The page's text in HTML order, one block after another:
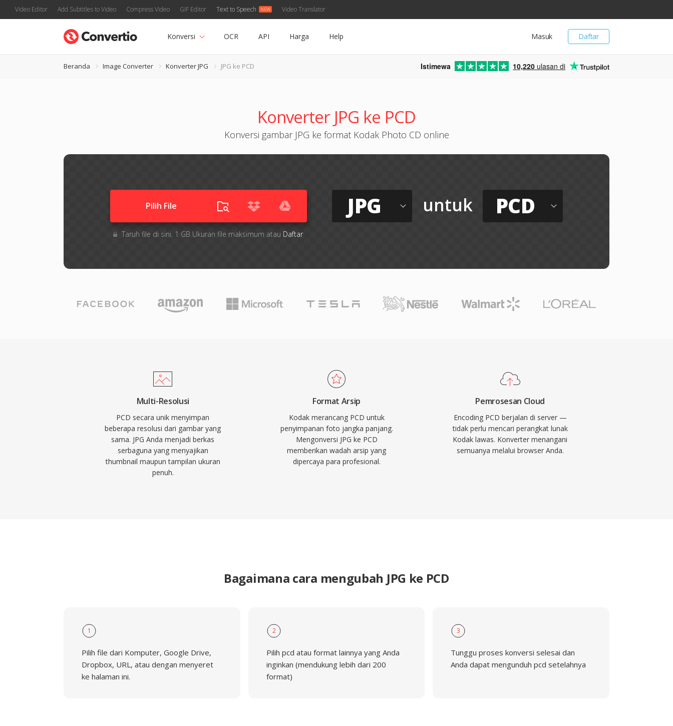
Video Editor Add Subtitles to Video Compress Video GIF Editor Text to Speech Video Translator
Daftar
Masuk
Konversi OCR API Harga Help
Beranda Image Converter Konverter JPG JPG ke PCD Istimewa 10,220 ulasan di
Konverter JPG ke PCD
Konversi gambar JPG ke format Kodak Photo CD online
Pilih File
Taruh file di sini. 1 GB Ukuran file maksimum atau Daftar
JPG untuk PCD
Multi-Resolusi
PCD secara unik menyimpan
beberapa resolusi dari gambar yang
sama. JPG Anda menjadi berkas
serbaguna yang menyajikan
thumbnail maupun tampilan ukuran
penuh.
Format Arsip
Kodak merancang PCD untuk
penyimpanan foto jangka panjang.
Mengonversi JPG ke PCD
memberikan wadah arsip yang
dipercaya para profesional.
Pemrosesan Cloud
Encoding PCD berjalan di server —
tidak perlu mencari perangkat lunak
Kodak lawas. Konverter menangani
semuanya melalui browser Anda.
Bagaimana cara mengubah JPG ke PCD
1
Pilih file dari Komputer, Google Drive,
Dropbox, URL, atau dengan menyeret
ke halaman ini.
2
Pilih pcd atau format lainnya yang Anda
inginkan (mendukung lebih dari 200
format)
3
Tunggu proses konversi selesai dan
Anda dapat mengunduh pcd setelahnya